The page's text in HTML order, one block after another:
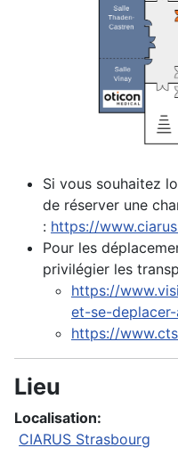
Si vous souhaitez
de réserver une
: https://
Pour les
privilégier les
https://
et-se-
https://
Lieu
Localisation:
CIARUS Strasbourg